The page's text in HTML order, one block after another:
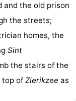
and the old prison
the streets;
homes, the
Sint
the stairs of the
top of Zierikzee as